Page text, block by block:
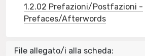
1.2.02 Prefazioni/Postfazioni -
Prefaces/Afterwords
File allegato/i alla scheda: